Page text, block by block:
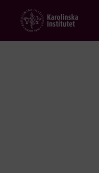
content